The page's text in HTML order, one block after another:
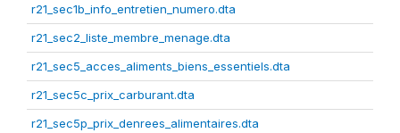
r21_sec1b_info_entretien_numero.dta
r21_sec2_liste_membre_menage.dta
r21_sec5_acces_aliments_biens_essentiels.dta
r21_sec5c_prix_carburant.dta
r21_sec5p_prix_denrees_alimentaires.dta